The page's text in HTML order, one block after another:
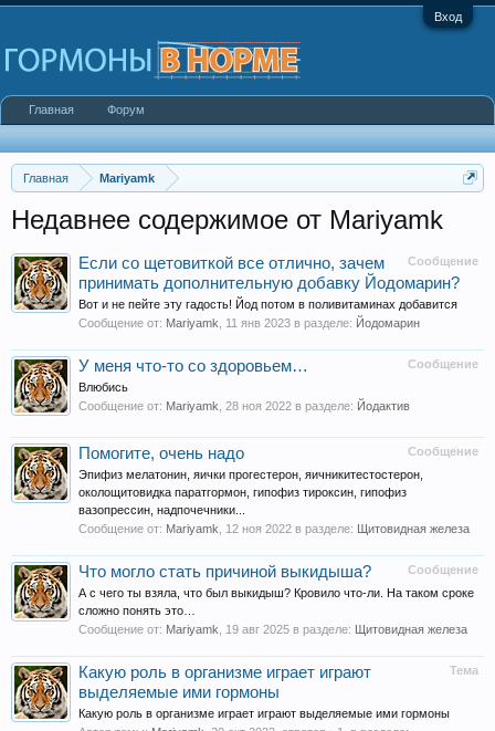
Вход
Главная Mariyamk
Недавнее содержимое от Mariyamk
Сообщение
Если со щетовиткой все отлично, зачем
принимать дополнительную добавку Йодомарин?
Вот и не пейте эту гадость! Йод потом в поливитаминах добавится
Сообщение от: Mariyamk 11 янв 2023 в разделе: Йодомарин
Сообщение
У меня что-то со здоровьем…
Влюбись
Сообщение от: Mariyamk 28 ноя 2022 в разделе: Йодактив
Сообщение
Помогите, очень надо
Эпифиз мелатонин, яички прогестерон, яичникитестостерон,
околощитовидка паратгормон, гипофиз тироксин, гипофиз
вазопрессин, надпочечники...
Сообщение от: Mariyamk 12 ноя 2022 в разделе: Щитовидная железа
Сообщение
Что могло стать причиной выкидыша?
А с чего ты взяла, что был выкидыш? Кровило что-ли. На таком сроке
сложно понять это…
Сообщение от: Mariyamk 19 авг 2025 в разделе: Щитовидная железа
Тема
Какую роль в организме играет играют
выделяемые ими гормоны
Какую роль в организме играет играют выделяемые ими гормоны
Главная Форум